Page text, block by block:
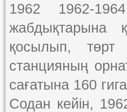
1962 1962-
жабдықтарына
қосылып,
станцияның
сағатына 160
Содан кейін,